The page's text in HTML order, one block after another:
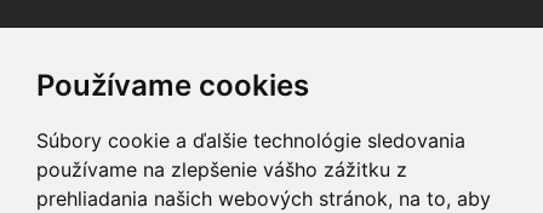
Používame cookies
Súbory cookie a ďalšie technológie sledovania
používame na zlepšenie vášho zážitku z
prehliadania našich webových stránok, na to, aby
Facebook Instagram